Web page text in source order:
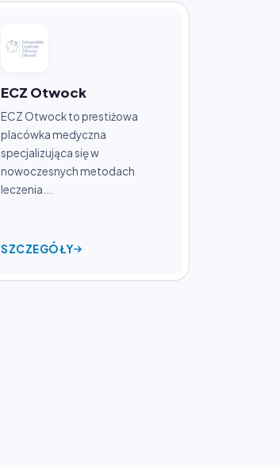
ECZ Otwock
ECZ Otwock to prestiżowa
placówka medyczna
specjalizująca się w
nowoczesnych metodach
leczenia...
SZCZEGÓŁY